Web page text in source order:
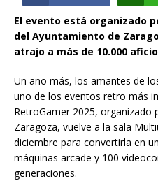
El evento está organizado
del Ayuntamiento de
atrajo a más de 10.000
Un año más, los amantes de
uno de los eventos retro más
RetroGamer 2025, organizado
Zaragoza, vuelve a la sala
diciembre para convertirla en
máquinas arcade y 100
generaciones.